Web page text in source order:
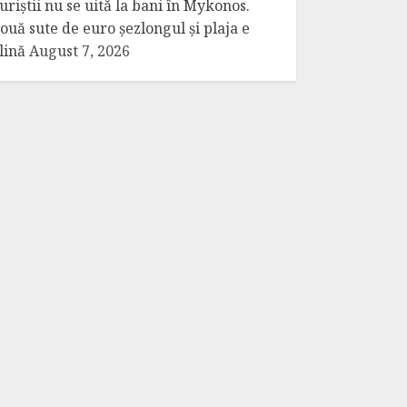
nu se uită la bani în Mykonos.
sute de euro șezlongul și plaja e
August 7, 2026